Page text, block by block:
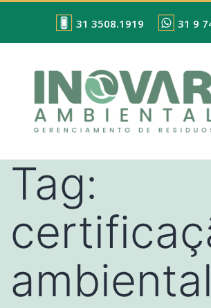
31 3508.1919 31 9
Tag:
ambiental